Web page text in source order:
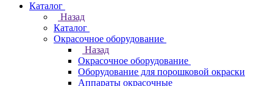
Каталог
Назад
Каталог
Окрасочное оборудование
Назад
Окрасочное оборудование
Оборудование для порошковой окраски
Аппараты окрасочные